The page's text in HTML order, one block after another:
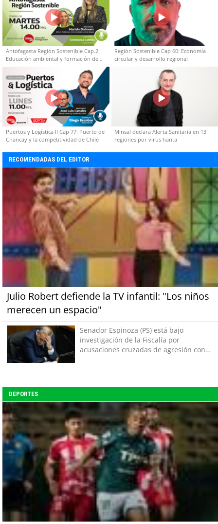
Antofagasta Región Sostenible Cap.2:
Educación ambiental y formación de
capacidades técnicas
Región Sostenible Cap 60: Economía
circular y desarrollo regional
Puertos y Logística II Cap 77: Puerto de
Chancay y la competitividad de Chile
Minsal declara Alerta Sanitaria en 13
regiones por virus hanta
RECOMENDADAS DEL EDITOR
Julio Robert defiende la TV infantil: "Los niños
merecen un espacio"
Senador Espinoza (PS) está bajo
investigación de la Fiscalía por
acusaciones cruzadas de agresión con
DEPORTES